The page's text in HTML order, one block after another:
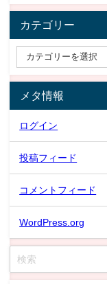
カテゴリー
メタ情報
ログイン
投稿フィード
コメントフィード
WordPress.org